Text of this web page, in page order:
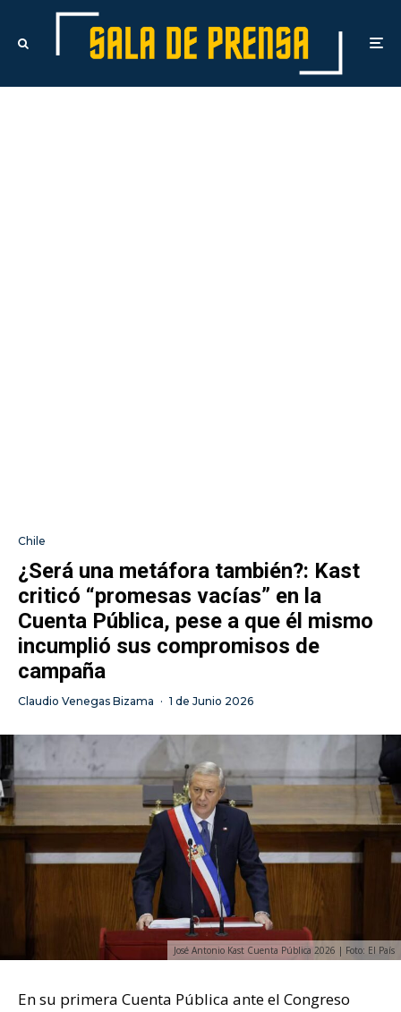
Chile
¿Será una metáfora también?: Kast
criticó “promesas vacías” en la
Cuenta Pública, pese a que él mismo
incumplió sus compromisos de
campaña
Claudio Venegas Bizama · 1 de Junio 2026
José Antonio Kast Cuenta Pública 2026 | Foto: El País
En su primera Cuenta Pública ante el Congreso